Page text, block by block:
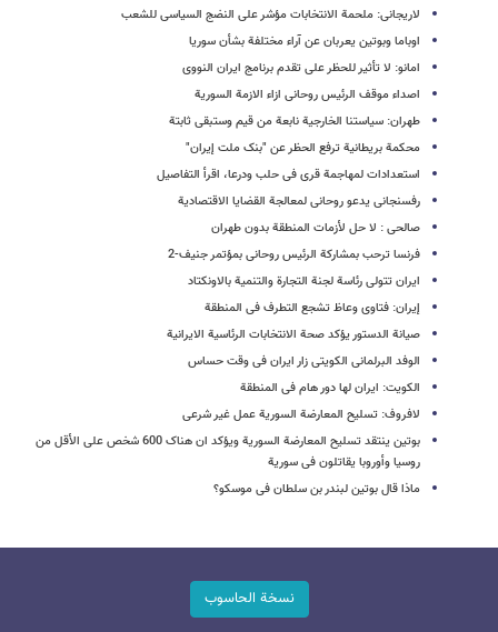
لاریجانی: ملحمة الانتخابات مؤشر على النضج السیاسی للشعب
اوباما وبوتین یعربان عن آراء مختلفة بشأن سوریا
امانو: لا تأثیر للحظر على تقدم برنامج ایران النووی
اصداء موقف الرئیس روحانی ازاء الازمة السوریة
طهران: سیاستنا الخارجیة نابعة من قیم وستبقى ثابتة
محکمة بریطانیة ترفع الحظر عن "بنک ملت إیران"
استعدادات لمهاجمة قرى فی حلب ودرعا، اقرأ التفاصیل
رفسنجانی یدعو روحانی لمعالجة القضایا الاقتصادیة
صالحی : لا حل لأزمات المنطقة بدون طهران
فرنسا ترحب بمشارکة الرئیس روحانی بمؤتمر جنیف-2
ایران تتولى رئاسة لجنة التجارة والتنمیة بالاونکتاد
إیران: فتاوى وعاظ تشجع التطرف فی المنطقة
صیانة الدستور یؤکد صحة الانتخابات الرئاسیة الایرانیة
الوفد البرلمانی الکویتی زار ایران فی وقت حساس
الکویت: ایران لها دور هام فی المنطقة
لافروف: تسلیح المعارضة السوریة عمل غیر شرعی
بوتین ینتقد تسلیح المعارضة السوریة ویؤکد ان هناک 600 شخص على الأقل من
روسیا وأوروبا یقاتلون فی سوریة
ماذا قال بوتین لبندر بن سلطان فی موسکو؟
نسخة الحاسوب